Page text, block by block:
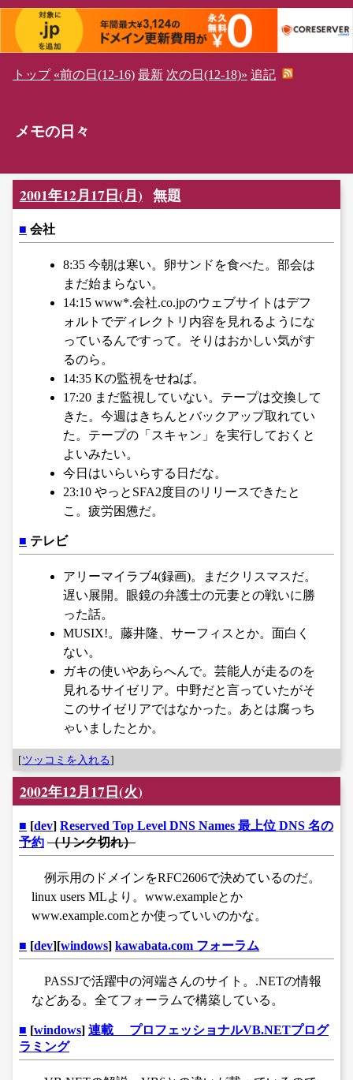
トップ «前の日(12-16) 最新 次の日(12-18)» 追記
メモの日々
2001年12月17日(月) 無題
■ 会社
8:35 今朝は寒い。卵サンドを食べた。部会は
まだ始まらない。
14:15 www*.会社.co.jpのウェブサイトはデフ
ォルトでディレクトリ内容を見れるようにな
っているんですって。そりはおかしい気がす
るのら。
14:35 Kの監視をせねば。
17:20 まだ監視していない。テープは交換して
きた。今週はきちんとバックアップ取れてい
た。テープの「スキャン」を実行しておくと
よいみたい。
今日はいらいらする日だな。
23:10 やっとSFA2度目のリリースできたと
こ。疲労困憊だ。
■ テレビ
アリーマイラブ4(録画)。まだクリスマスだ。
遅い展開。眼鏡の弁護士の元妻との戦いに勝
った話。
MUSIX!。藤井隆、サーフィスとか。面白く
ない。
ガキの使いやあらへんで。芸能人が走るのを
見れるサイゼリア。中野だと言っていたがそ
このサイゼリアではなかった。あとは腐っち
ゃいましたとか。
[ツッコミを入れる]
2002年12月17日(火)
■ [dev] Reserved Top Level DNS Names 最上位 DNS 名の
予約 （リンク切れ）
例示用のドメインをRFC2606で決めているのだ。
linux users MLより。www.exampleとか
www.example.comとか使っていいのかな。
■ [dev][windows] kawabata.com フォーラム
PASSJで活躍中の河端さんのサイト。.NETの情報
などある。全てフォーラムで構築している。
■ [windows] 連載 プロフェッショナルVB.NETプログ
ラミング